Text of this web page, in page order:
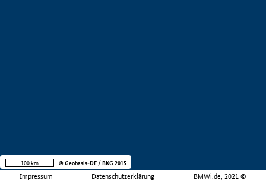
Impressum Datenschutzerklärung BMWi.de, 2021 ©
100 km © Geobasis-DE / BKG 2015